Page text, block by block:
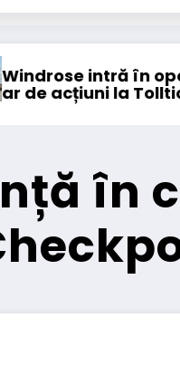
cu DSV
DKV
în